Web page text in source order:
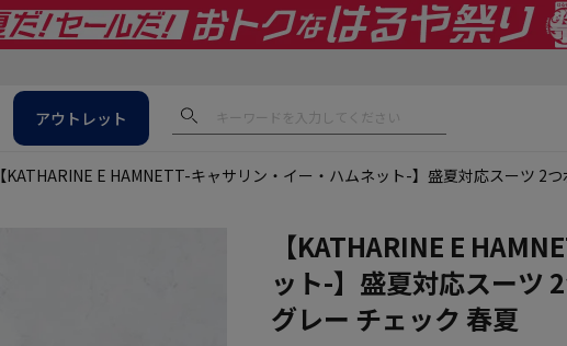
アウトレット
【KATHARINE E HAMNETT-キャサリン・イー・ハムネット-】盛夏対応スーツ 2
【KATHARINE E
ット-】盛夏対応スーツ
グレー チェック 春夏